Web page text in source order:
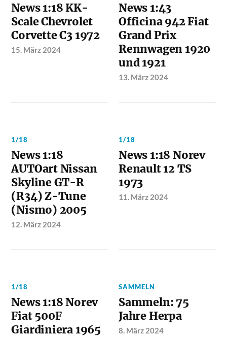
News 1:18 KK-
Scale Chevrolet
Corvette C3 1972
15. März 2024
News 1:43
Officina 942 Fiat
Grand Prix
Rennwagen 1920
und 1921
13. März 2024
1/18
News 1:18
AUTOart Nissan
Skyline GT-R
(R34) Z-Tune
(Nismo) 2005
12. März 2024
1/18
News 1:18 Norev
Renault 12 TS
1973
11. März 2024
1/18
News 1:18 Norev
Fiat 500F
Giardiniera 1965
SAMMELN
Sammeln: 75
Jahre Herpa
8. März 2024